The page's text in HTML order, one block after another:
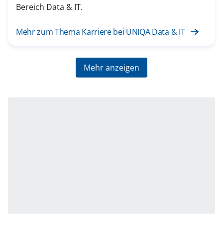
Bereich Data & IT.
Mehr zum Thema Karriere bei UNIQA Data & IT
Mehr anzeigen